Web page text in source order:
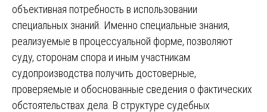
объективная потребность в использовании
специальных знаний. Именно специальные знания,
реализуемые в процессуальной форме, позволяют
суду, сторонам спора и иным участникам
судопроизводства получить достоверные,
проверяемые и обоснованные сведения о фактических
обстоятельствах дела. В структуре судебных